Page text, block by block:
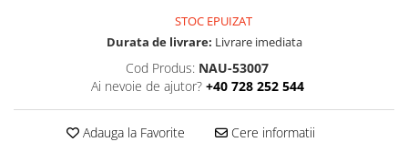
STOC EPUIZAT
Durata de livrare: Livrare imediata
Cod Produs: NAU-53007
Ai nevoie de ajutor? +40 728 252 544
Adauga la Favorite Cere informatii